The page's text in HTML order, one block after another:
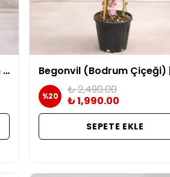
Mandalina Ağacı | 70 - 80 cm (meyveli)
%20
₺ 2,490.00
₺ 1,990.00
SEPETE EKLE